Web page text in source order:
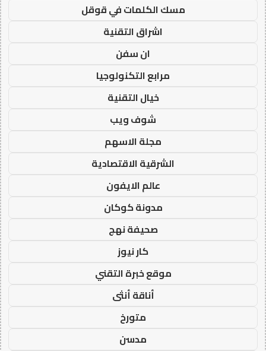
مسك الكلمات في قوقل
اشراق التقنية
ان سفن
مرابع التكنولوجيا
خيال التقنية
شوف ويب
مجلة الاسهم
الشرقية الاقتصادية
عالم الايفون
مدونة كوكان
صحيفة نهج
كار نيوز
موقع خبرة التقني
أناقة أنثى
متورخ
مدسن